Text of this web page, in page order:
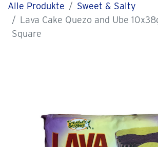
Alle Produkte
Sweet & Salty
Lava Cake Quezo and Ube
Square